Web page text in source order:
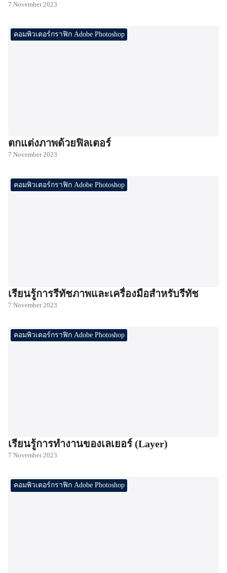
7 November 2023
คอมพิวเตอร์กราฟิก Adobe Photoshop
ตกแต่งภาพด้วยฟิลเตอร์
7 November 2023
คอมพิวเตอร์กราฟิก Adobe Photoshop
เรียนรู้การรีทัชภาพและเครื่องมือสำหรับรีทัช
7 November 2023
คอมพิวเตอร์กราฟิก Adobe Photoshop
เรียนรู้การทำงานของเลเยอร์ (Layer)
7 November 2023
คอมพิวเตอร์กราฟิก Adobe Photoshop